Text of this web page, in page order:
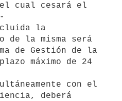
cual cesará el
de la misma será
de Gestión de la
máximo de 24
deberá